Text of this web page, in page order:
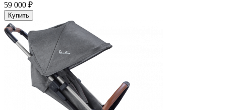
59 000 ₽
Купить